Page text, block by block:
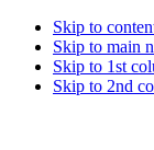
Skip to
Skip to main
Skip to 1st
Skip to 2nd